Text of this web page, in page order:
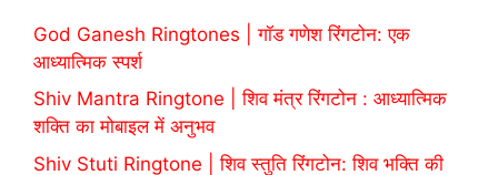
God Ganesh Ringtones | गॉड गणेश रिंगटोन: एक
आध्यात्मिक स्पर्श
Shiv Mantra Ringtone | शिव मंत्र रिंगटोन : आध्यात्मिक
शक्ति का मोबाइल में अनुभव
Shiv Stuti Ringtone | शिव स्तुति रिंगटोन: शिव भक्ति की